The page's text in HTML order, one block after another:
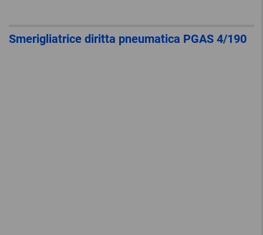
Smerigliatrice diritta pneumatica PGAS 4/190